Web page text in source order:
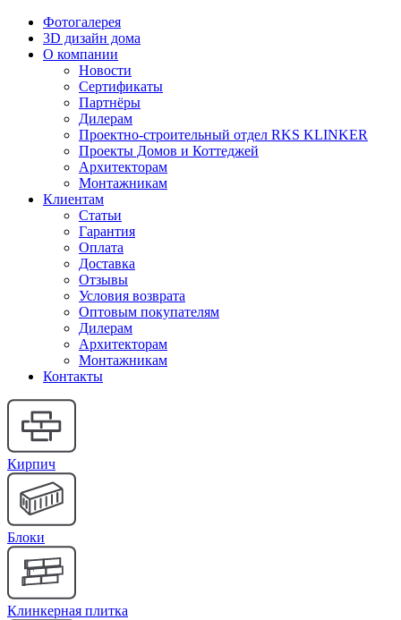
Фотогалерея
3D дизайн дома
О компании
Новости
Сертификаты
Партнёры
Дилерам
Проектно-строительный отдел RKS KLINKER
Проекты Домов и Коттеджей
Архитекторам
Монтажникам
Клиентам
Статьи
Гарантия
Оплата
Доставка
Отзывы
Условия возврата
Оптовым покупателям
Дилерам
Архитекторам
Монтажникам
Контакты
Кирпич
Блоки
Клинкерная плитка